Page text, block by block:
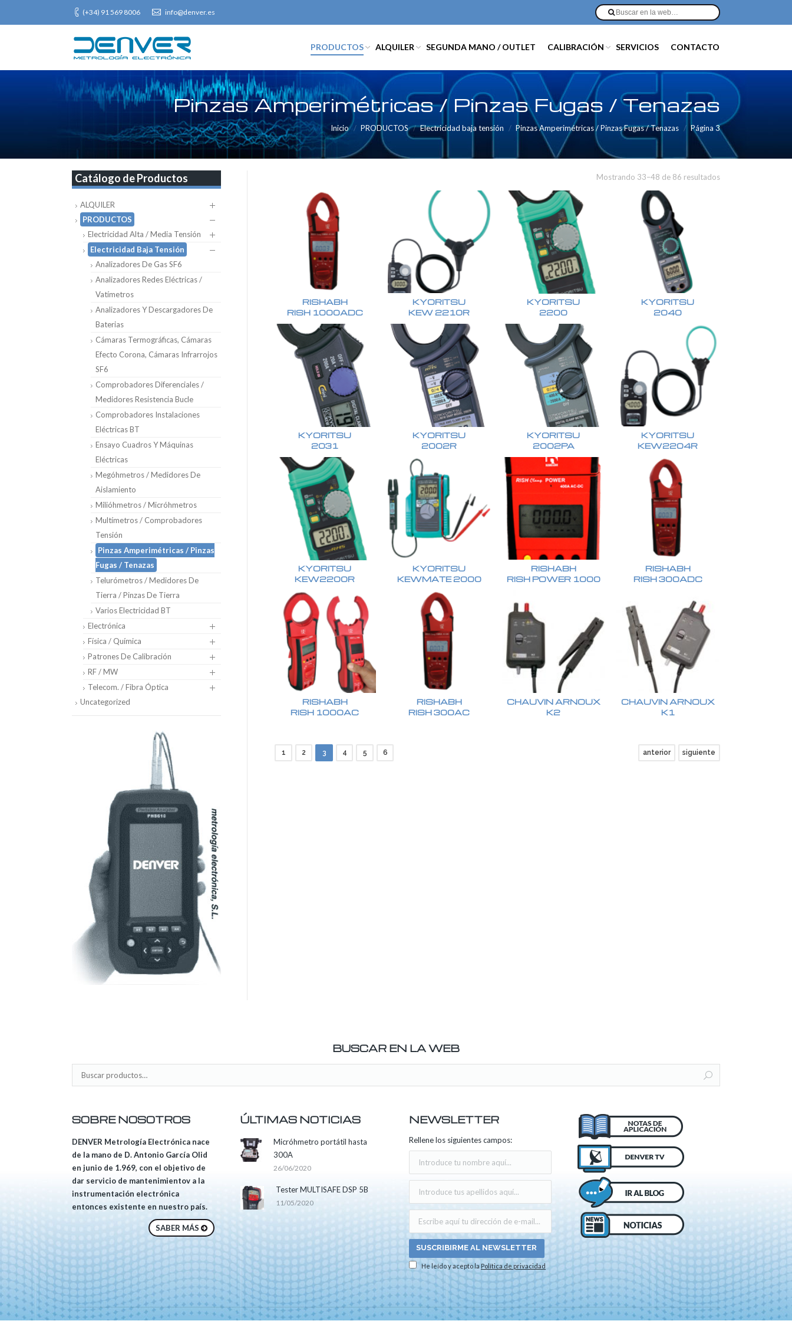
(+34) 91 569 8006 info@denver.es
PRODUCTOS ALQUILER SEGUNDA MANO / OUTLET CALIBRACIÓN SERVICIOS CONTACTO
Pinzas Amperimétricas / Pinzas Fugas / Tenazas
Inicio PRODUCTOS Electricidad baja tensión Pinzas Amperimétricas / Pinzas Fugas / Tenazas Página 3
Mostrando 33–48 de 86 resultados
RISHABH
RISH 1000ADC
KYORITSU
KEW 2210R
KYORITSU
2200
KYORITSU
2040
KYORITSU
2031
KYORITSU
2002R
KYORITSU
2002PA
KYORITSU
KEW2204R
KYORITSU
KEW2200R
KYORITSU
KEWMATE 2000
RISHABH
RISH POWER 1000
RISHABH
RISH 300ADC
RISHABH
RISH 1000AC
RISHABH
RISH 300AC
CHAUVIN ARNOUX
K2
CHAUVIN ARNOUX
K1
1 2 3 4 5 6 anterior siguiente
Catálogo de Productos
ALQUILER
PRODUCTOS
Electricidad Alta / Media Tensión
Electricidad Baja Tensión
Analizadores De Gas SF6
Analizadores Redes Eléctricas /
Vatímetros
Analizadores Y Descargadores De
Baterias
Cámaras Termográficas, Cámaras
Efecto Corona, Cámaras Infrarrojos
SF6
Comprobadores Diferenciales /
Medidores Resistencia Bucle
Comprobadores Instalaciones
Eléctricas BT
Ensayo Cuadros Y Máquinas
Eléctricas
Megóhmetros / Medidores De
Aislamiento
Milióhmetros / Micróhmetros
Multímetros / Comprobadores
Tensión
Pinzas Amperimétricas / Pinzas
Fugas / Tenazas
Telurómetros / Medidores De
Tierra / Pinzas De Tierra
Varios Electricidad BT
Electrónica
Física / Química
Patrones De Calibración
RF / MW
Telecom. / Fibra Óptica
Uncategorized
BUSCAR EN LA WEB
SOBRE NOSOTROS
DENVER Metrología Electrónica nace
de la mano de D. Antonio García Olid
en junio de 1.969, con el objetivo de
dar servicio de mantenimientov a la
instrumentación electrónica
entonces existente en nuestro país.
SABER MÁS
ÚLTIMAS NOTICIAS
Micróhmetro portátil hasta
300A
26/06/2020
Tester MULTISAFE DSP 5B
11/05/2020
NEWSLETTER
Rellene los siguientes campos:
He leído y acepto la Política de privacidad